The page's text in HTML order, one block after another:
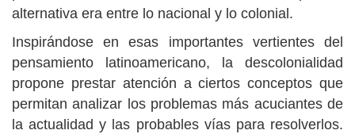
alternativa era entre lo nacional y lo colonial.
Inspirándose en esas importantes vertientes del
pensamiento latinoamericano, la descolonialidad
propone prestar atención a ciertos conceptos que
permitan analizar los problemas más acuciantes de
la actualidad y las probables vías para resolverlos.